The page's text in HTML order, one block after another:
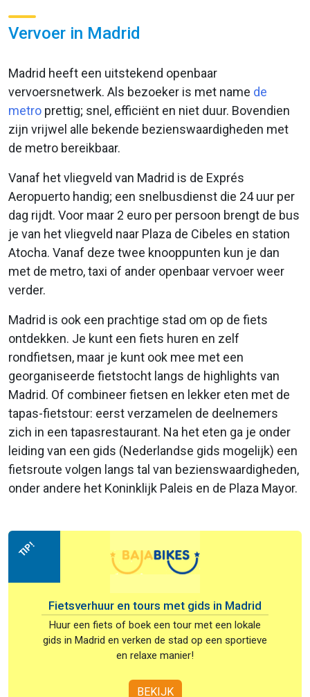
Vervoer in Madrid
Madrid heeft een uitstekend openbaar
vervoersnetwerk. Als bezoeker is met name de
metro prettig; snel, efficiënt en niet duur. Bovendien
zijn vrijwel alle bekende bezienswaardigheden met
de metro bereikbaar.
Vanaf het vliegveld van Madrid is de Exprés
Aeropuerto handig; een snelbusdienst die 24 uur per
dag rijdt. Voor maar 2 euro per persoon brengt de bus
je van het vliegveld naar Plaza de Cibeles en station
Atocha. Vanaf deze twee knooppunten kun je dan
met de metro, taxi of ander openbaar vervoer weer
verder.
Madrid is ook een prachtige stad om op de fiets
ontdekken. Je kunt een fiets huren en zelf
rondfietsen, maar je kunt ook mee met een
georganiseerde fietstocht langs de highlights van
Madrid. Of combineer fietsen en lekker eten met de
tapas-fietstour: eerst verzamelen de deelnemers
zich in een tapasrestaurant. Na het eten ga je onder
leiding van een gids (Nederlandse gids mogelijk) een
fietsroute volgen langs tal van bezienswaardigheden,
onder andere het Koninklijk Paleis en de Plaza Mayor.
Fietsverhuur en tours met gids in Madrid
Huur een fiets of boek een tour met een lokale
gids in Madrid en verken de stad op een sportieve
en relaxe manier!
BEKIJK
TIP!